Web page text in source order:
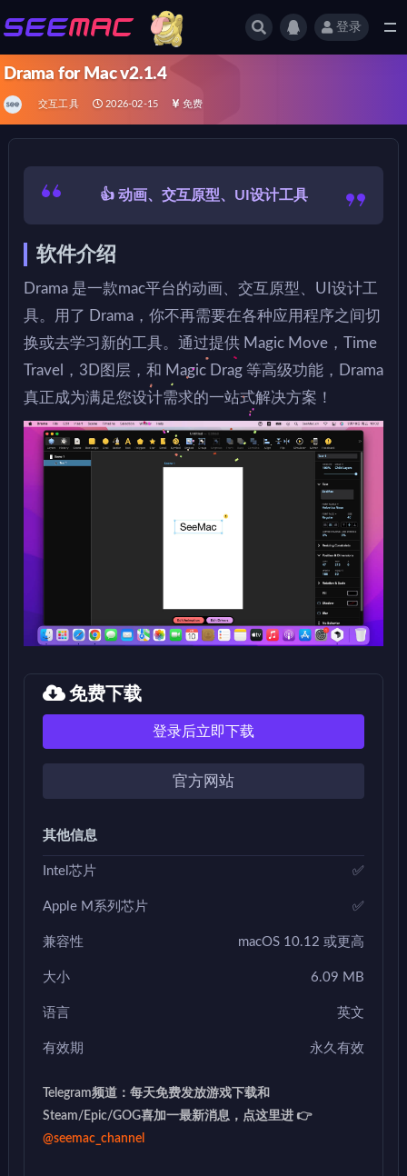
登录
Drama for Mac v2.1.4
交互工具 2026-02-15 免费
👍 动画、交互原型、UI设计工具
软件介绍
Drama 是一款mac平台的动画、交互原型、UI设计工
具。用了 Drama，你不再需要在各种应用程序之间切
换或去学习新的工具。通过提供 Magic Move，Time
Travel，3D图层，和 Magic Drag 等高级功能，Drama
真正成为满足您设计需求的一站式解决方案！
免费下载
登录后立即下载
官方网站
其他信息
Intel芯片 ✅
Apple M系列芯片 ✅
兼容性 macOS 10.12 或更高
大小 6.09 MB
语言 英文
有效期 永久有效
Telegram频道：每天免费发放游戏下载和
Steam/Epic/GOG喜加一最新消息，点这里进 👉
@seemac_channel